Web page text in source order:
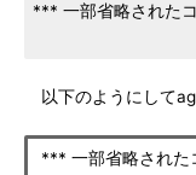
*** 一部省略された
以下のようにして
*** 一部省略された